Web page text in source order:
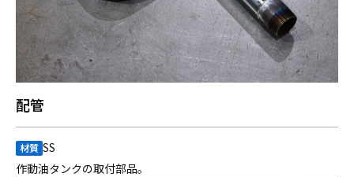
配管
材質 SS
作動油タンクの取付部品。